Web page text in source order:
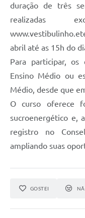
duração de três
realizadas
abril até as 15h do
Para participar, os
Ensino Médio ou
Médio, desde que
O curso oferece
sucroenergético e,
registro no
ampliando suas
GOSTEI